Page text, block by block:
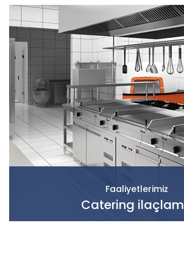
Faaliyetlerimiz
Catering